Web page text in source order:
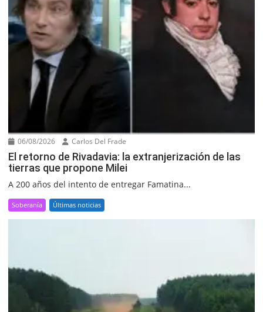
06/08/2026 Carlos Del Frade
El retorno de Rivadavia: la extranjerización de las
tierras que propone Milei
A 200 años del intento de entregar Famatina...
Soberanía Últimas noticias